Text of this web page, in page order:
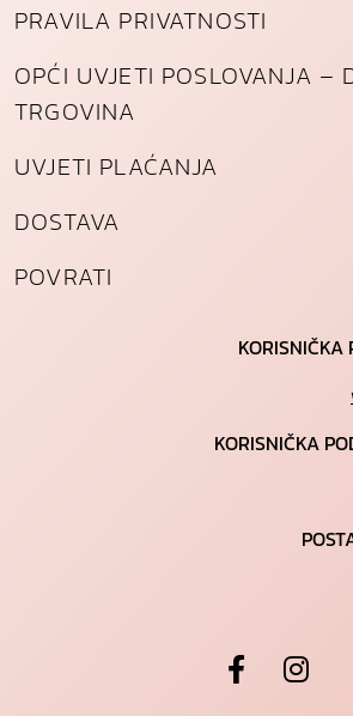
PRAVILA PRIVATNOSTI
OPĆI UVJETI POSLOVANJA –
TRGOVINA
UVJETI PLAĆANJA
DOSTAVA
POVRATI
KORISNIČKA
KORISNIČKA